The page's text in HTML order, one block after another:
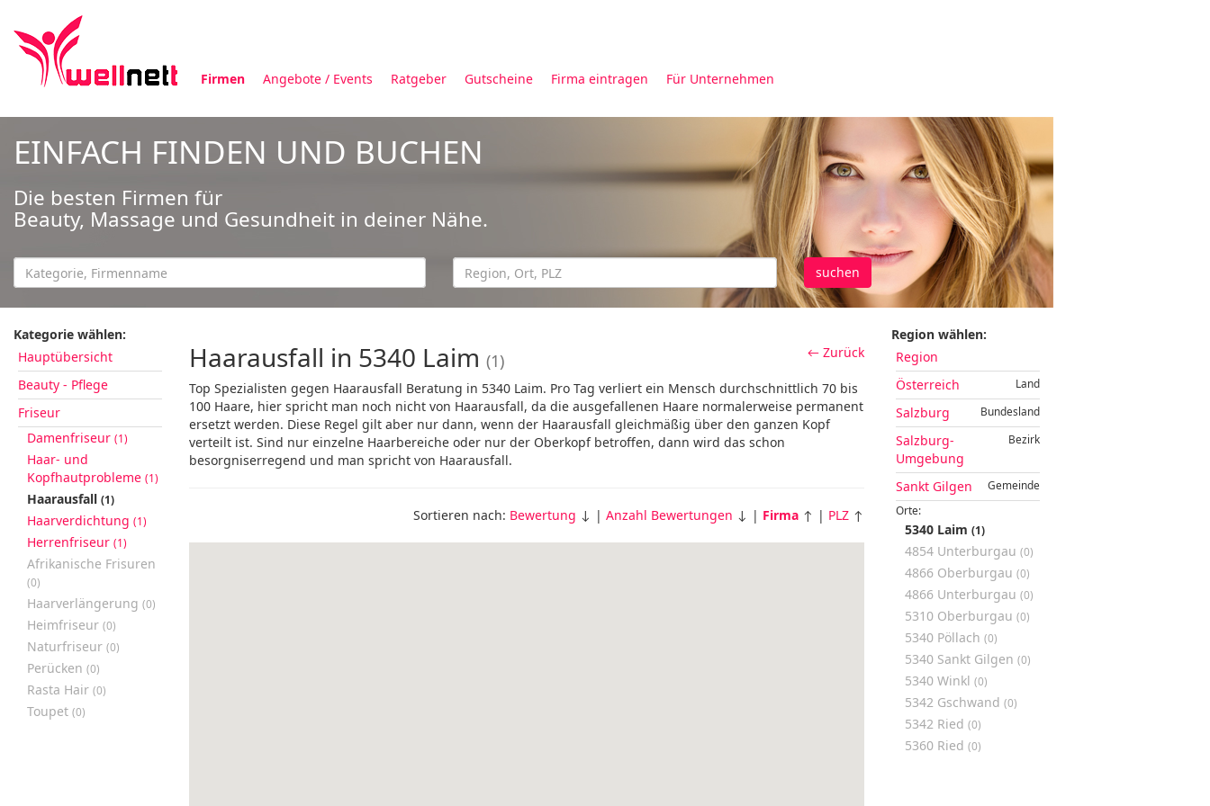
Firmen Angebote / Events Ratgeber Gutscheine Firma eintragen Für Unternehmen
EINFACH FINDEN UND BUCHEN
Die besten Firmen für
Beauty, Massage und Gesundheit in deiner Nähe.
suchen
Kategorie wählen:
Hauptübersicht
Beauty - Pflege
Friseur
Damenfriseur (1)
Haar- und
Kopfhautprobleme (1)
Haarausfall (1)
Haarverdichtung (1)
Herrenfriseur (1)
Afrikanische Frisuren
(0)
Haarverlängerung (0)
Heimfriseur (0)
Naturfriseur (0)
Perücken (0)
Rasta Hair (0)
Toupet (0)
← Zurück
Haarausfall in 5340 Laim (1)
Top Spezialisten gegen Haarausfall Beratung in 5340 Laim. Pro Tag verliert ein Mensch durchschnittlich 70 bis
100 Haare, hier spricht man noch nicht von Haarausfall, da die ausgefallenen Haare normalerweise permanent
ersetzt werden. Diese Regel gilt aber nur dann, wenn der Haarausfall gleichmäßig über den ganzen Kopf
verteilt ist. Sind nur einzelne Haarbereiche oder nur der Oberkopf betroffen, dann wird das schon
besorgniserregend und man spricht von Haarausfall.
Sortieren nach: Bewertung ↓ | Anzahl Bewertungen ↓ | Firma ↑ | PLZ ↑
Region wählen:
Region
Land
Österreich
Bundesland
Salzburg
Bezirk
Salzburg-
Umgebung
Gemeinde
Sankt Gilgen
Orte:
5340 Laim (1)
4854 Unterburgau (0)
4866 Oberburgau (0)
4866 Unterburgau (0)
5310 Oberburgau (0)
5340 Pöllach (0)
5340 Sankt Gilgen (0)
5340 Winkl (0)
5342 Gschwand (0)
5342 Ried (0)
5360 Ried (0)